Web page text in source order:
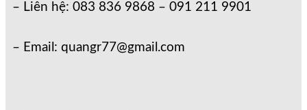
– Liên hệ: 083 836 9868 – 091 211 9901
– Email: quangr77@gmail.com